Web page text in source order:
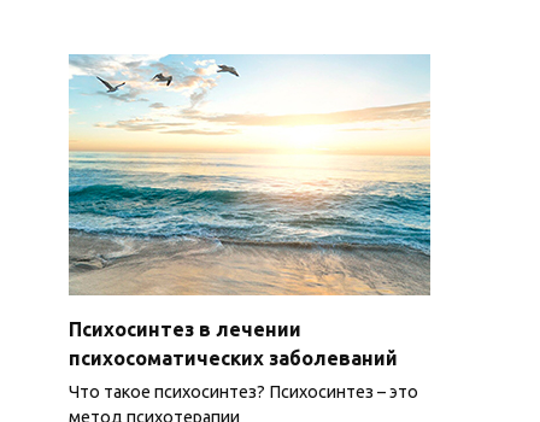
Психосинтез в лечении
психосоматических заболеваний
Что такое психосинтез? Психосинтез – это
метод психотерапии